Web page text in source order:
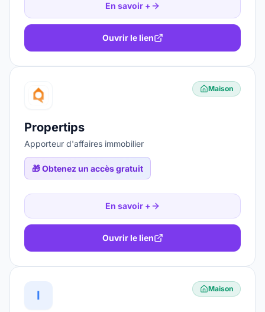
En savoir +
Ouvrir le lien
Maison
Propertips
Apporteur d'affaires immobilier
🎁Obtenez un accès gratuit
En savoir +
Ouvrir le lien
I Maison